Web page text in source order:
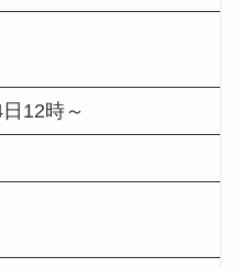
12時～